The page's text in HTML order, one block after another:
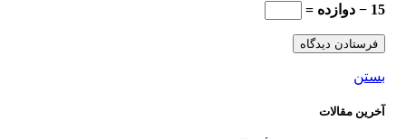
15 − دوازده =
بستن
آخرین مقالات